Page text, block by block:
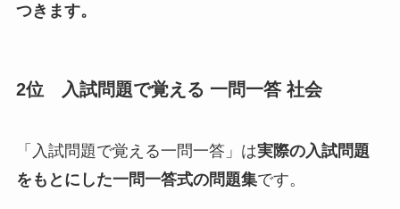
つきます。
2位 入試問題で覚える 一問一答 社会
「入試問題で覚える一問一答」は実際の入試問題
をもとにした一問一答式の問題集です。